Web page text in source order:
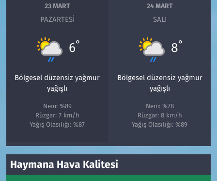
23 MART
PAZARTESI
6°
Bölgesel düzensiz yağmur
yağışlı
Nem: %89
Rüzgar: 7 km/h
Yağış Olasılığı: %87
24 MART
SALI
8°
Bölgesel düzensiz yağmur
yağışlı
Nem: %78
Rüzgar: 8 km/h
Yağış Olasılığı: %89
Haymana Hava Kalitesi